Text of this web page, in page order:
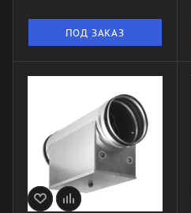
ПОД ЗАКАЗ